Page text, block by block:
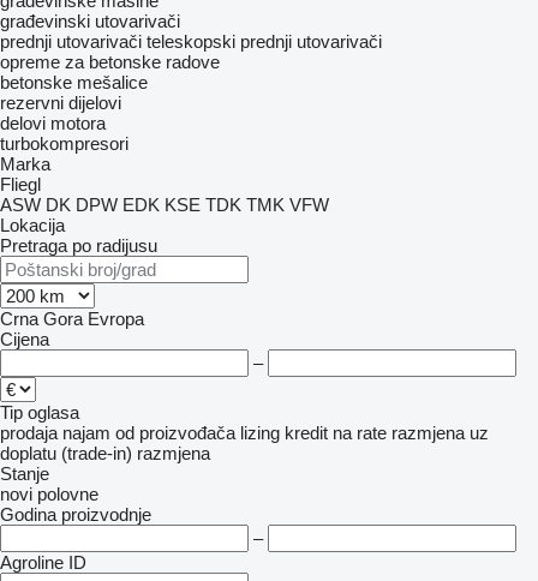
građevinski utovarivači
prednji utovarivači teleskopski prednji utovarivači
opreme za betonske radove
betonske mešalice
rezervni dijelovi
delovi motora
turbokompresori
Marka
Fliegl
ASW DK DPW EDK KSE TDK TMK VFW
Lokacija
Pretraga po radijusu
Crna Gora Evropa
Cijena
–
Tip oglasa
prodaja najam od proizvođača lizing kredit na rate razmjena uz
doplatu (trade-in) razmjena
Stanje
novi polovne
Godina proizvodnje
–
Agroline ID